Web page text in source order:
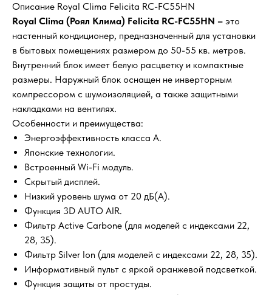
Описание Royal Clima Felicita RC-FC55HN
Royal Clima (Роял Клима) Felicita RC-FC55HN – это
настенный кондиционер, предназначенный для установки
в бытовых помещениях размером до 50-55 кв. метров.
Внутренний блок имеет белую расцветку и компактные
размеры. Наружный блок оснащен не инверторным
компрессором с шумоизоляцией, а также защитными
накладками на вентилях.
Особенности и преимущества:
Энергоэффективность класса А.
Японские технологии.
Встроенный Wi-Fi модуль.
Скрытый дисплей.
Низкий уровень шума от 20 дБ(А).
Функция 3D AUTO AIR.
Фильтр Active Carbone (для моделей с индексами 22,
28, 35).
Фильтр Silver Ion (для моделей с индексами 22, 28, 35).
Информативный пульт с яркой оранжевой подсветкой.
Функция защиты от простуды.